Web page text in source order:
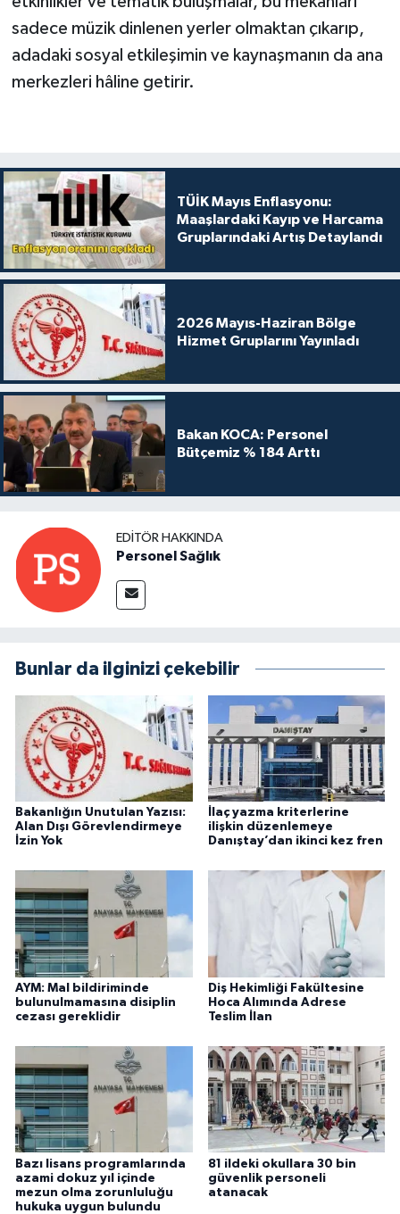
sadece müzik dinlenen yerler olmaktan çıkarıp,
adadaki sosyal etkileşimin ve kaynaşmanın da ana
merkezleri hâline getirir.
TÜİK Mayıs Enflasyonu:
Maaşlardaki Kayıp ve Harcama
Gruplarındaki Artış Detaylandı
2026 Mayıs-Haziran Bölge
Hizmet Gruplarını Yayınladı
Bakan KOCA: Personel
Bütçemiz % 184 Arttı
EDITÖR HAKKINDA
Personel Sağlık
Bunlar da ilginizi çekebilir
Bakanlığın Unutulan Yazısı:
Alan Dışı Görevlendirmeye
İzin Yok
İlaç yazma kriterlerine
ilişkin düzenlemeye
Danıştay’dan ikinci kez fren
AYM: Mal bildiriminde
bulunulmamasına disiplin
cezası gereklidir
Diş Hekimliği Fakültesine
Hoca Alımında Adrese
Teslim İlan
Bazı lisans programlarında
azami dokuz yıl içinde
mezun olma zorunluluğu
hukuka uygun bulundu
81 ildeki okullara 30 bin
güvenlik personeli
atanacak